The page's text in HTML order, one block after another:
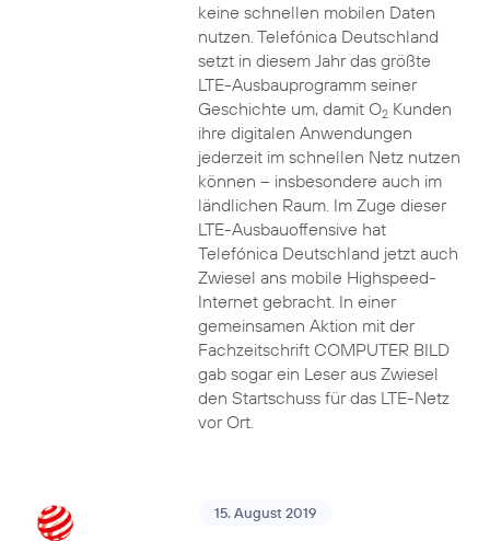
keine schnellen mobilen Daten
nutzen. Telefónica Deutschland
setzt in diesem Jahr das größte
LTE-Ausbauprogramm seiner
Geschichte um, damit O2Kunden
ihre digitalen Anwendungen
jederzeit im schnellen Netz nutzen
können – insbesondere auch im
ländlichen Raum. Im Zuge dieser
LTE-Ausbauoffensive hat
Telefónica Deutschland jetzt auch
Zwiesel ans mobile Highspeed-
Internet gebracht. In einer
gemeinsamen Aktion mit der
Fachzeitschrift COMPUTER BILD
gab sogar ein Leser aus Zwiesel
den Startschuss für das LTE-Netz
vor Ort.
15. August 2019